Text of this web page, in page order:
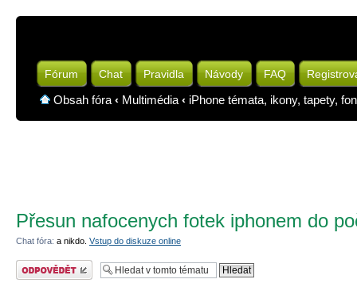
Fórum Chat Pravidla Návody FAQ
Obsah fóra ‹ Multimédia ‹ iPhone témata, ikony, tapety,
Přesun nafocenych fotek iphonem do
Chat fóra: a nikdo. Vstup do diskuze online
Odeslat odpověď